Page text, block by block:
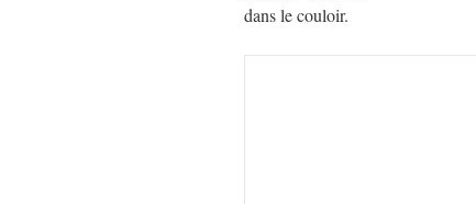
dans le couloir.